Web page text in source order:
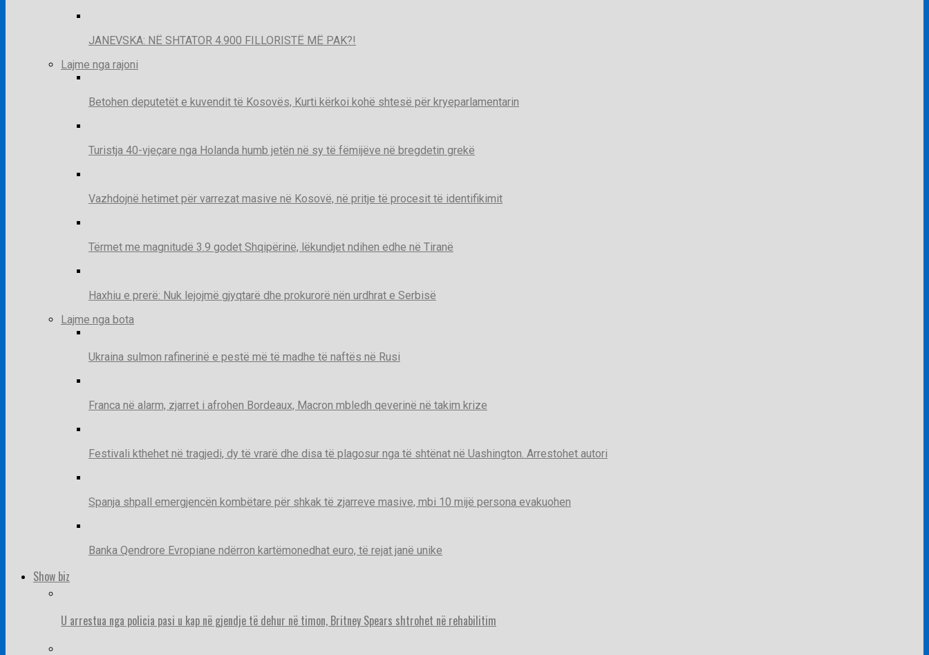
JANEVSKA: NË SHTATOR 4.900 FILLORISTË MË PAK?!
Lajme nga rajoni
Betohen deputetët e kuvendit të Kosovës, Kurti kërkoi kohë shtesë për kryeparlamentarin
Turistja 40-vjeçare nga Holanda humb jetën në sy të fëmijëve në bregdetin grekë
Vazhdojnë hetimet për varrezat masive në Kosovë, në pritje të procesit të identifikimit
Tërmet me magnitudë 3.9 godet Shqipërinë, lëkundjet ndihen edhe në Tiranë
Haxhiu e prerë: Nuk lejojmë gjyqtarë dhe prokurorë nën urdhrat e Serbisë
Lajme nga bota
Ukraina sulmon rafinerinë e pestë më të madhe të naftës në Rusi
Franca në alarm, zjarret i afrohen Bordeaux, Macron mbledh qeverinë në takim krize
Festivali kthehet në tragjedi, dy të vrarë dhe disa të plagosur nga të shtënat në Uashington. Arrestohet autori
Spanja shpall emergjencën kombëtare për shkak të zjarreve masive, mbi 10 mijë persona evakuohen
Banka Qendrore Evropiane ndërron kartëmonedhat euro, të rejat janë unike
Show biz
U arrestua nga policia pasi u kap në gjendje të dehur në timon, Britney Spears shtrohet në rehabilitim